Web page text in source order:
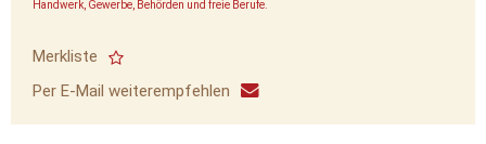
Handwerk, Gewerbe, Behörden und freie Berufe.
Merkliste
Per E-Mail weiterempfehlen